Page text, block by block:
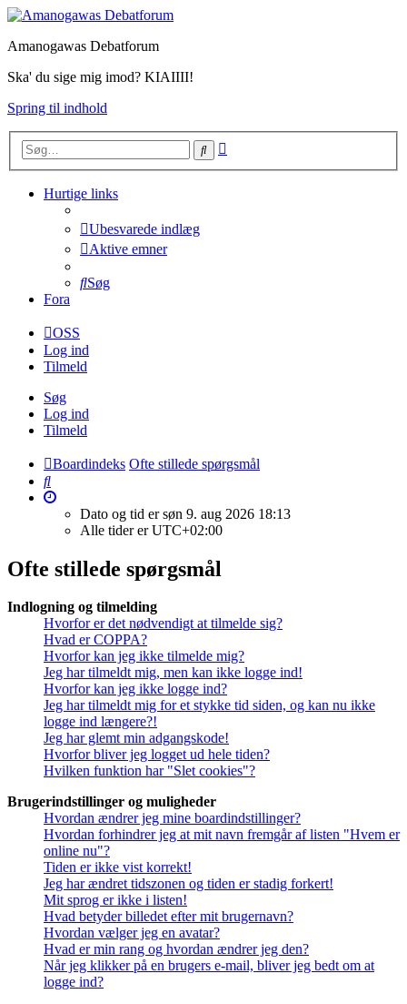
Amanogawas Debatforum
Ska' du sige mig imod? KIAIIII!
Spring til indhold
Søg
Hurtige links
Ubesvarede indlæg
Aktive emner
Søg
Fora
OSS
Log ind
Tilmeld
Søg
Log ind
Tilmeld
Boardindeks Ofte stillede spørgsmål
Søg
Dato og tid er søn 9. aug 2026 18:13
Alle tider erUTC+02:00
Ofte stillede spørgsmål
Indlogning og tilmelding
Hvorfor er det nødvendigt at tilmelde sig?
Hvad er COPPA?
Hvorfor kan jeg ikke tilmelde mig?
Jeg har tilmeldt mig, men kan ikke logge ind!
Hvorfor kan jeg ikke logge ind?
Jeg har tilmeldt mig for et stykke tid siden, og kan nu ikke
logge ind længere?!
Jeg har glemt min adgangskode!
Hvorfor bliver jeg logget ud hele tiden?
Hvilken funktion har "Slet cookies"?
Brugerindstillinger og muligheder
Hvordan ændrer jeg mine boardindstillinger?
Hvordan forhindrer jeg at mit navn fremgår af listen "Hvem er
online nu"?
Tiden er ikke vist korrekt!
Jeg har ændret tidszonen og tiden er stadig forkert!
Mit sprog er ikke i listen!
Hvad betyder billedet efter mit brugernavn?
Hvordan vælger jeg en avatar?
Hvad er min rang og hvordan ændrer jeg den?
Når jeg klikker på en brugers e-mail, bliver jeg bedt om at
logge ind?